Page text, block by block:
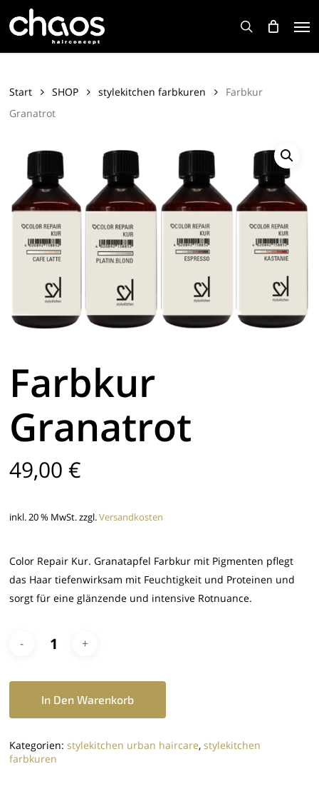
search
Start SHOP stylekitchen farbkuren
Farbkur
Granatrot
Farbkur
Granatrot
49,00 €
inkl. 20 % MwSt. zzgl.Versandkosten
Color Repair Kur. Granatapfel Farbkur mit Pigmenten pflegt
das Haar tiefenwirksam mit Feuchtigkeit und Proteinen und
sorgt für eine glänzende und intensive Rotnuance.
In Den Warenkorb
Kategorien:stylekitchen urban haircare,stylekitchen
farbkuren